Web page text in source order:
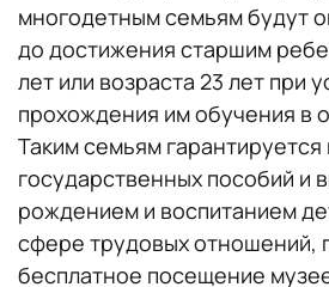
многодетным семьям будут
до достижения старшим
лет или возраста 23 лет при
прохождения им обучения в
Таким семьям
государственных пособий и
рождением и воспитанием
сфере трудовых отношений,
бесплатное посещение